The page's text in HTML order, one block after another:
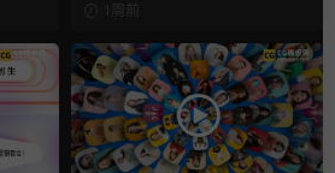
1周前